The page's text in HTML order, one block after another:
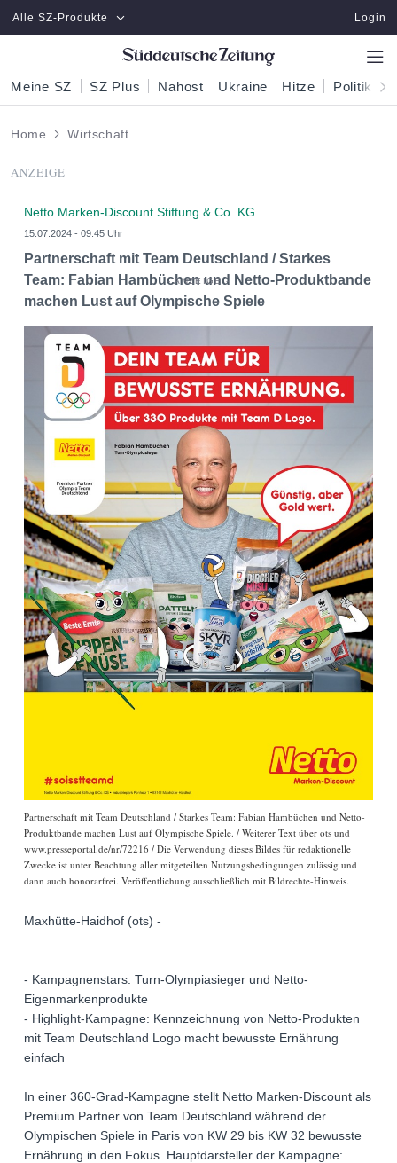
Zum Hauptinhalt springen
Alle SZ-Produkte Login
Meine SZ SZ Plus Nahost Ukraine Hitze Politik
Home Wirtschaft
ANZEIGE
Netto Marken-Discount Stiftung & Co. KG
15.07.2024 - 09:45 Uhr
Partnerschaft mit Team Deutschland / Starkes
Team: Fabian Hambüchen und Netto-Produktbande
machen Lust auf Olympische Spiele
Partnerschaft mit Team Deutschland / Starkes Team: Fabian Hambüchen und Netto-
Produktbande machen Lust auf Olympische Spiele. / Weiterer Text über ots und
www.presseportal.de/nr/72216 / Die Verwendung dieses Bildes für redaktionelle
Zwecke ist unter Beachtung aller mitgeteilten Nutzungsbedingungen zulässig und
dann auch honorarfrei. Veröffentlichung ausschließlich mit Bildrechte-Hinweis.
Maxhütte-Haidhof (ots) -
- Kampagnenstars: Turn-Olympiasieger und Netto-
Eigenmarkenprodukte
- Highlight-Kampagne: Kennzeichnung von Netto-Produkten
mit Team Deutschland Logo macht bewusste Ernährung
einfach
In einer 360-Grad-Kampagne stellt Netto Marken-Discount als
Premium Partner von Team Deutschland während der
Olympischen Spiele in Paris von KW 29 bis KW 32 bewusste
Ernährung in den Fokus. Hauptdarsteller der Kampagne: